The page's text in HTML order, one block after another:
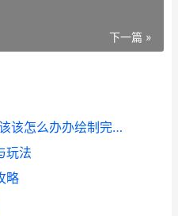
下一篇 »
# 小编认为‘我的全球’里面该该怎么办办绘制完美的圆形
玩法
略